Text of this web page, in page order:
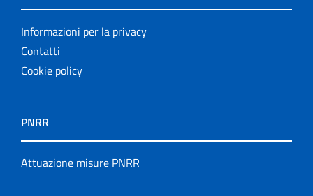
Informazioni per la privacy
Contatti
Cookie policy
PNRR
Attuazione misure PNRR